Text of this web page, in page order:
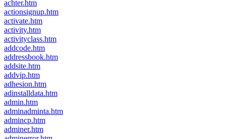
achter.htm
actionsignup.htm
activate.htm
activity.htm
activityclass.htm
addcode.htm
addressbook.htm
addsite.htm
addvip.htm
adhesion.htm
adinstalldata.htm
admin.htm
adminadminta.htm
admincp.htm
adminer.htm